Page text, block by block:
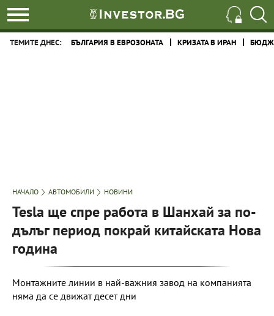
ТЕМИТЕ ДНЕС: БЪЛГАРИЯ В ЕВРОЗОНАТА КРИЗАТА В ИРАН
НАЧАЛО АВТОМОБИЛИ НОВИНИ
Tesla ще спре работа в Шанхай за по-
дълъг период покрай китайската Нова
година
Монтажните линии в най-важния завод на компанията
няма да се движат десет дни